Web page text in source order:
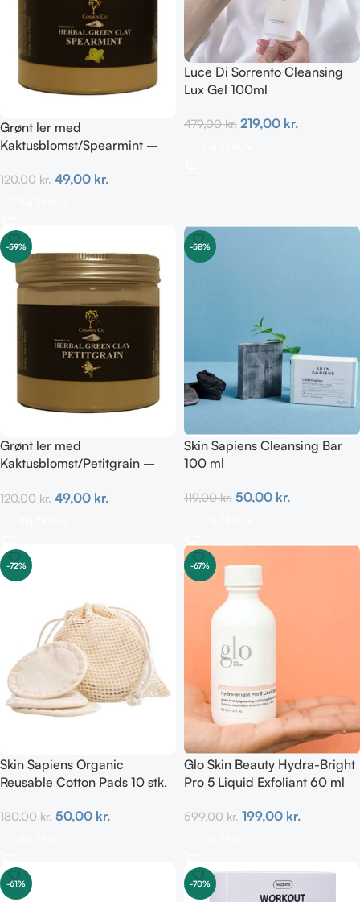
Grønt ler med
Kaktusblomst/Spearmint –
120,00kr. 49,00 kr.
Luce Di Sorrento Cleansing
Lux Gel 100ml
479,00kr. 219,00 kr.
-59%
Grønt ler med
Kaktusblomst/Petitgrain –
120,00kr. 49,00 kr.
-58%
Skin Sapiens Cleansing Bar
100 ml
119,00kr. 50,00 kr.
-72%
Skin Sapiens Organic
Reusable Cotton Pads 10 stk.
180,00kr. 50,00 kr.
-67%
Glo Skin Beauty Hydra-Bright
Pro 5 Liquid Exfoliant 60 ml
599,00kr. 199,00 kr.
-61% -70%